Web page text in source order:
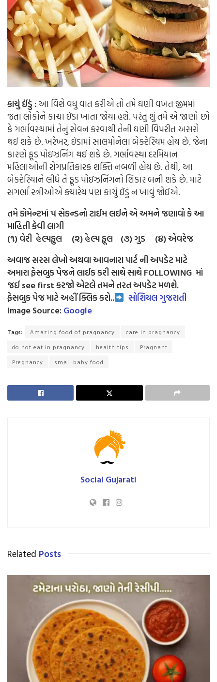
કાચું ઈંડું :આ વિશે વધુ વાત કરીએ તો તમે ઘણી વખત જીમમાં
જતા લોકોને કાચા ઇંડા ખાતા જોયા હશે. પરંતુ શું તમે એ જાણો છો
કે ગર્ભાવસ્થામાં તેનું સેવન કરવાથી તેની ઘણી વિપરીત અસરો
થઈ શકે છે. ખરેખર, ઇંડામાં સાલમોનેલા બેક્ટેરિયમ હોય છે. જેના
કારણે ફૂડ પોઇઝનિંગ થઈ શકે છે. ગર્ભાવસ્થા દરમિયાન
મહિલાઓની રોગપ્રતિકારક શક્તિ નબળી હોય છે. તેથી, આ
બેક્ટેરિયાને લીધે તે ફૂડ પોઇઝનિંગનો શિકાર બની શકે છે. માટે
સગર્ભા સ્ત્રીઓએ ક્યારેય પણ કાચું ઈંડું ન ખાવું જોઈએ.
તમે કોમેન્ટમાં ૫ સેકન્ડનો ટાઈમ લઈને એ અમને જણાવો કે આ
માહિતી કેવી લાગી
(૧) વેરી હેલ્પફુલ (૨) હેલ્પ ફૂલ (૩) ગુડ (૪) એવરેજ
અવાજ સરસ લેખો અથવા આવનારા પાર્ટ ની અપડેટ માટે
અમારા ફેસબુક પેજને લાઈક કરી સાથે સાથે FOLLOWING માં
જઈ see first કરજો એટલે તમને તરત અપડેટ મળશે.
ફેસબુક પેજ માટે અહીં ક્લિક કરો..
સોશિયલ ગુજરાતી
Image Source:Google
Tags: Amazing food of pragnancy
care in pragnancy
do not eat in pragnancy
health tips
Pragnant
Pregnancy
small baby food
Social Gujarati
Related Posts